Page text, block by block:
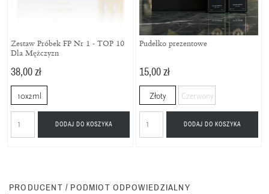
Zestaw Próbek FP Nr 1 - TOP 10
Dla Mężczyzn
38,00 zł
10x2ml
DODAJ DO KOSZYKA
Pudełko prezentowe
15,00 zł
Złoty Czerwony
DODAJ DO KOSZYKA
PRODUCENT / PODMIOT ODPOWIEDZIALNY